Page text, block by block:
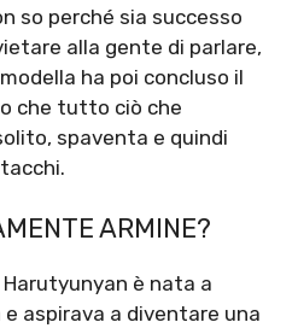
so perché sia successo
alla gente di parlare,
ha poi concluso il
che tutto ciò che
spaventa e quindi
ARMINE?
Harutyunyan è nata a
e aspirava a diventare una